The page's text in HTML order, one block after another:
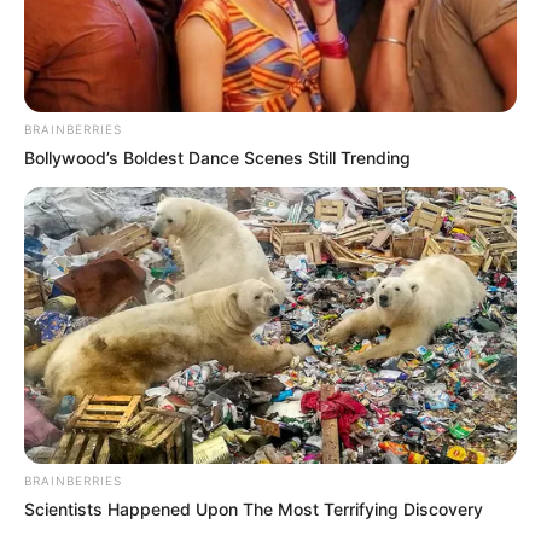
Instagram Andreina Fiallo
Andreina Fiallo se separó de Fredy Guarín hace dos años.
Por:Cristian Serrano
Agosto 18, 2019
BRAINBERRIES
Bollywood’s Boldest Dance Scenes Still Trending
BRAINBERRIES
Scientists Happened Upon The Most Terrifying Discovery